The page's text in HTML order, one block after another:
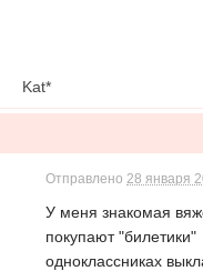
Kat*
Отправлено28 января
У меня знакомая
покупают
одноклассниках